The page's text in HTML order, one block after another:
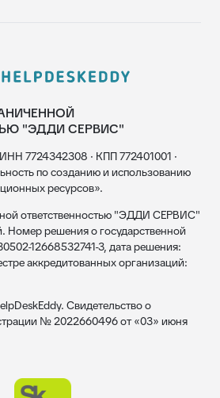
"ЭДДИ СЕРВИС"
7724342308 · КПП 772401001 ·
по созданию и использованию
ресурсов».
ответственностью "ЭДДИ СЕРВИС"
Номер решения о государственной
12668532741-3, дата решения:
аккредитованных организаций:
Свидетельство о
№ 2022660496 от «03» июня